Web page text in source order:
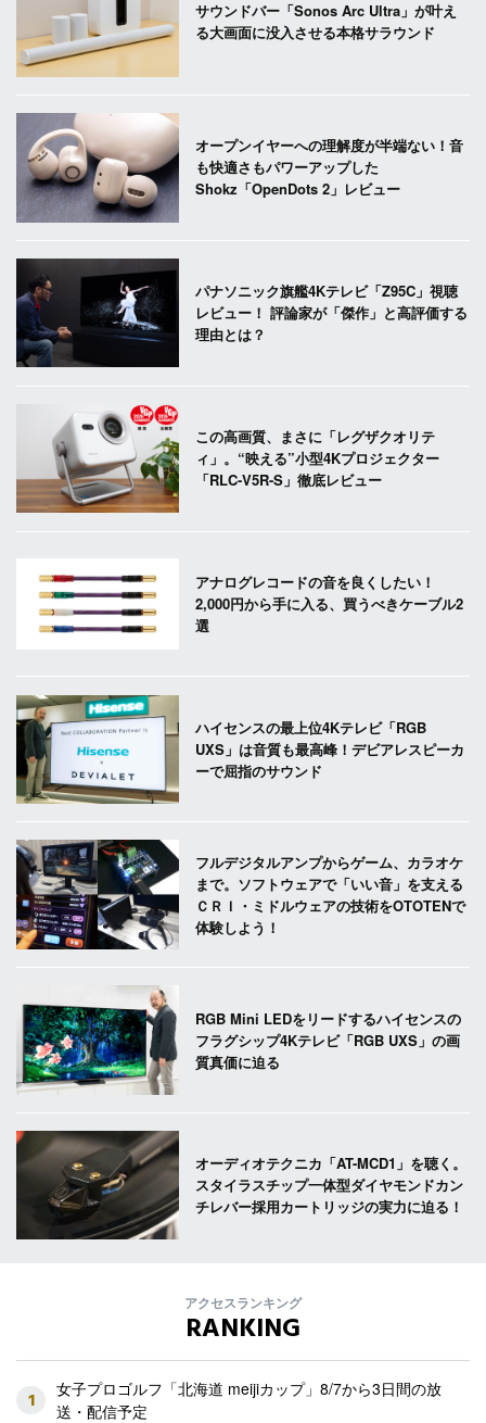
サウンドバー「Sonos Arc Ultra」が叶え
る大画面に没入させる本格サラウンド
オープンイヤーへの理解度が半端ない！音
も快適さもパワーアップした
Shokz「OpenDots 2」レビュー
パナソニック旗艦4Kテレビ「Z95C」視聴
レビュー！ 評論家が「傑作」と高評価する
理由とは？
この高画質、まさに「レグザクオリテ
ィ」。“映える”小型4Kプロジェクター
「RLC-V5R-S」徹底レビュー
アナログレコードの音を良くしたい！
2,000円から手に入る、買うべきケーブル2
選
ハイセンスの最上位4Kテレビ「RGB
UXS」は音質も最高峰！デビアレスピーカ
ーで屈指のサウンド
フルデジタルアンプからゲーム、カラオケ
まで。ソフトウェアで「いい音」を支える
ＣＲＩ・ミドルウェアの技術をOTOTENで
体験しよう！
RGB Mini LEDをリードするハイセンスの
フラグシップ4Kテレビ「RGB UXS」の画
質真価に迫る
オーディオテクニカ「AT-MCD1」を聴く。
スタイラスチップ一体型ダイヤモンドカン
チレバー採用カートリッジの実力に迫る！
アクセスランキング
RANKING
1
女子プロゴルフ「北海道 meijiカップ」8/7から3日間の放
送・配信予定